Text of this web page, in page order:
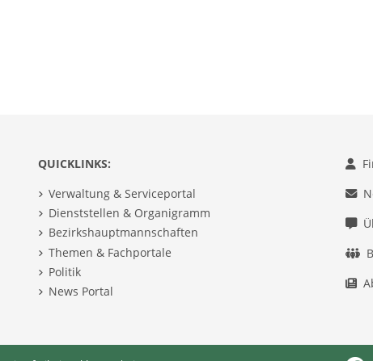
QUICKLINKS:
Verwaltung & Serviceportal
Dienststellen & Organigramm
Bezirkshauptmannschaften
Themen & Fachportale
Politik
News Portal